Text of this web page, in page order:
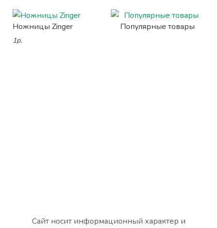
Ножницы Zinger
1р.
Популярные товары
Сайт носит информационный характер и